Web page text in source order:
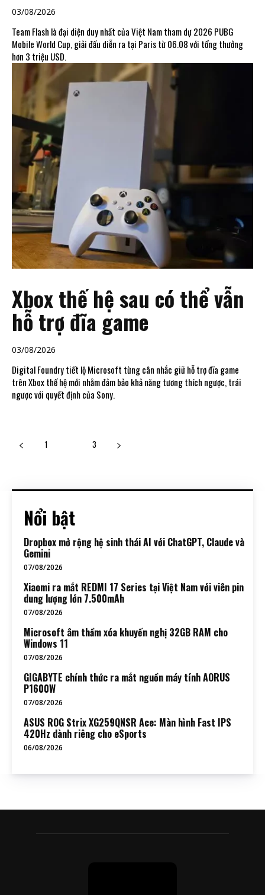
03/08/2026
Team Flash là đại diện duy nhất của Việt Nam tham dự 2026 PUBG
Mobile World Cup, giải đấu diễn ra tại Paris từ 06.08 với tổng thưởng
hơn 3 triệu USD.
Xbox thế hệ sau có thể vẫn
hỗ trợ đĩa game
03/08/2026
Digital Foundry tiết lộ Microsoft từng cân nhắc giữ hỗ trợ đĩa game
trên Xbox thế hệ mới nhằm đảm bảo khả năng tương thích ngược, trái
ngược với quyết định của Sony.
1 3
Nổi bật
Dropbox mở rộng hệ sinh thái AI với ChatGPT, Claude và
Gemini
07/08/2026
Xiaomi ra mắt REDMI 17 Series tại Việt Nam với viên pin
dung lượng lớn 7.500mAh
07/08/2026
Microsoft âm thầm xóa khuyến nghị 32GB RAM cho
Windows 11
07/08/2026
GIGABYTE chính thức ra mắt nguồn máy tính AORUS
P1600W
07/08/2026
ASUS ROG Strix XG259QNSR Ace: Màn hình Fast IPS
420Hz dành riêng cho eSports
06/08/2026